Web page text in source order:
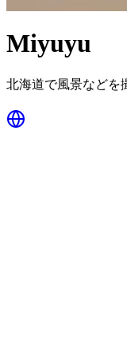
Miyuyu
北海道で風景などを